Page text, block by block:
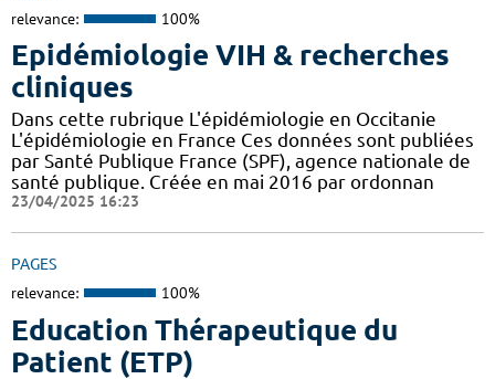
relevance: 100%
Epidémiologie VIH & recherches
cliniques
Dans cette rubrique L'épidémiologie en Occitanie
L'épidémiologie en France Ces données sont publiées
par Santé Publique France (SPF), agence nationale de
santé publique. Créée en mai 2016 par ordonnan
23/04/2025 16:23
PAGES
relevance: 100%
Education Thérapeutique du
Patient (ETP)